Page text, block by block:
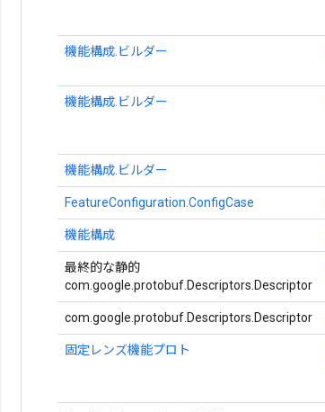
機能構成.ビルダー
機能構成.ビルダー
機能構成.ビルダー
FeatureConfiguration.ConfigCase
機能構成
最終的な静的
com.google.protobuf.Descriptors.Descriptor
com.google.protobuf.Descriptors.Descriptor
固定レンズ機能プロト